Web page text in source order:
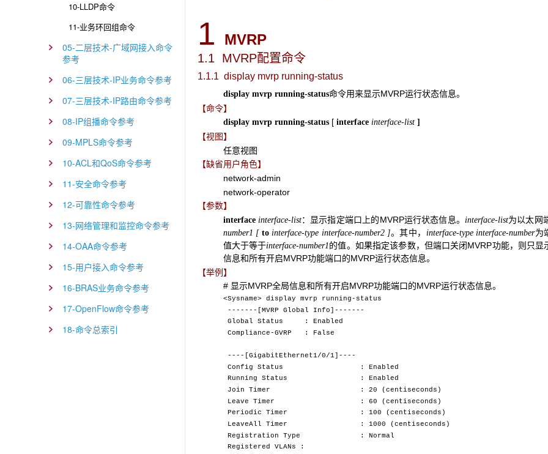
10-LLDP命令
11-业务环回组命令
05-二层技术-广域网接入命令
参考
06-三层技术-IP业务命令参考
07-三层技术-IP路由命令参考
08-IP组播命令参考
09-MPLS命令参考
10-ACL和QoS命令参考
11-安全命令参考
12-可靠性命令参考
13-网络管理和监控命令参考
14-OAA命令参考
15-用户接入命令参考
16-BRAS业务命令参考
17-OpenFlow命令参考
18-命令总索引
1 MVRP
1.1 MVRP配置命令
1.1.1 display mvrp running-status
display mvrp running-status命令用来显示MVRP运行状态信息。
【命令】
display mvrp running-status [ interfaceinterface-list ]
【视图】
任意视图
【缺省用户角色】
network-admin
network-operator
【参数】
interface interface-list：显示指定端口上的MVRP运行状态信息。 interface-list为以太网
number1 [ to interface-type interface-number2]。其中， interface-type interface-number为
值大于等于interface-number1的值。如果指定该参数，但端口关闭MVRP功能，则只
信息和所有开启MVRP功能端口的MVRP运行状态信息。
【举例】
# 显示MVRP全局信息和所有开启MVRP功能端口的MVRP运行状态信息。
<Sysname> display mvrp running-status
-------[MVRP Global Info]-------
Global Status : Enabled
Compliance-GVRP : False
----[GigabitEthernet1/0/1]----
Config Status : Enabled
Running Status : Enabled
Join Timer : 20 (centiseconds)
Leave Timer : 60 (centiseconds)
Periodic Timer : 100 (centiseconds)
LeaveAll Timer : 1000 (centiseconds)
Registration Type : Normal
Registered VLANs :